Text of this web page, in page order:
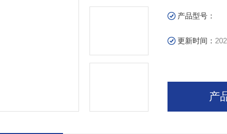
产品型号：
更新时间：
产